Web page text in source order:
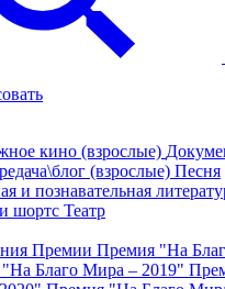
кино (взрослые)
(взрослые) Песня
и познавательная
шортс Театр
Премии Премия "На
Благо Мира – 2019"